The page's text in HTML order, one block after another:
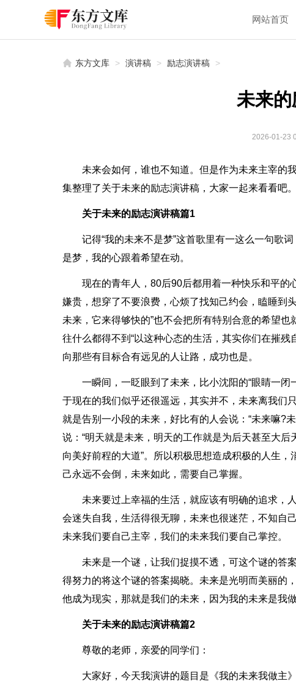
网站首页
东方文库 > 演讲稿 > 励志演讲稿 >
未来
2026-01-23
未来会如何，谁也不知道。但是作为未来主宰的
集整理了关于未来的励志演讲稿，大家一起来看看吧。
关于未来的励志演讲稿篇1
记得“我的未来不是梦”这首歌里有一这么一句歌
是梦，我的心跟着希望在动。
现在的青年人，80后90后都用着一种快乐和平
嫌贵，想穿了不要浪费，心烦了找知己约会，瞌睡到
未来，它来得够快的”也不会把所有特别合意的希望
往什么都得不到“以这种心态的生活，其实你们在摧
向那些有目标合有远见的人让路，成功也是。
一瞬间，一眨眼到了未来，比小沈阳的“眼睛一
于现在的我们似乎还很遥远，其实并不，未来离我们
就是告别一小段的未来，好比有的人会说：“未来嘛?
说：“明天就是未来，明天的工作就是为后天甚至大
向美好前程的大道”。所以积极思想造成积极的人生
己永远不会倒，未来如此，需要自己掌握。
未来要过上幸福的生活，就应该有明确的追求，
会迷失自我，生活得很无聊，未来也很迷茫，不知自
未来我们要自己主宰，我们的未来我们要自己掌控。
未来是一个谜，让我们捉摸不透，可这个谜的答
得努力的将这个谜的答案揭晓。未来是光明而美丽的
他成为现实，那就是我们的未来，因为我的未来是我做
关于未来的励志演讲稿篇2
尊敬的老师，亲爱的同学们：
大家好，今天我演讲的题目是《我的未来我做主》